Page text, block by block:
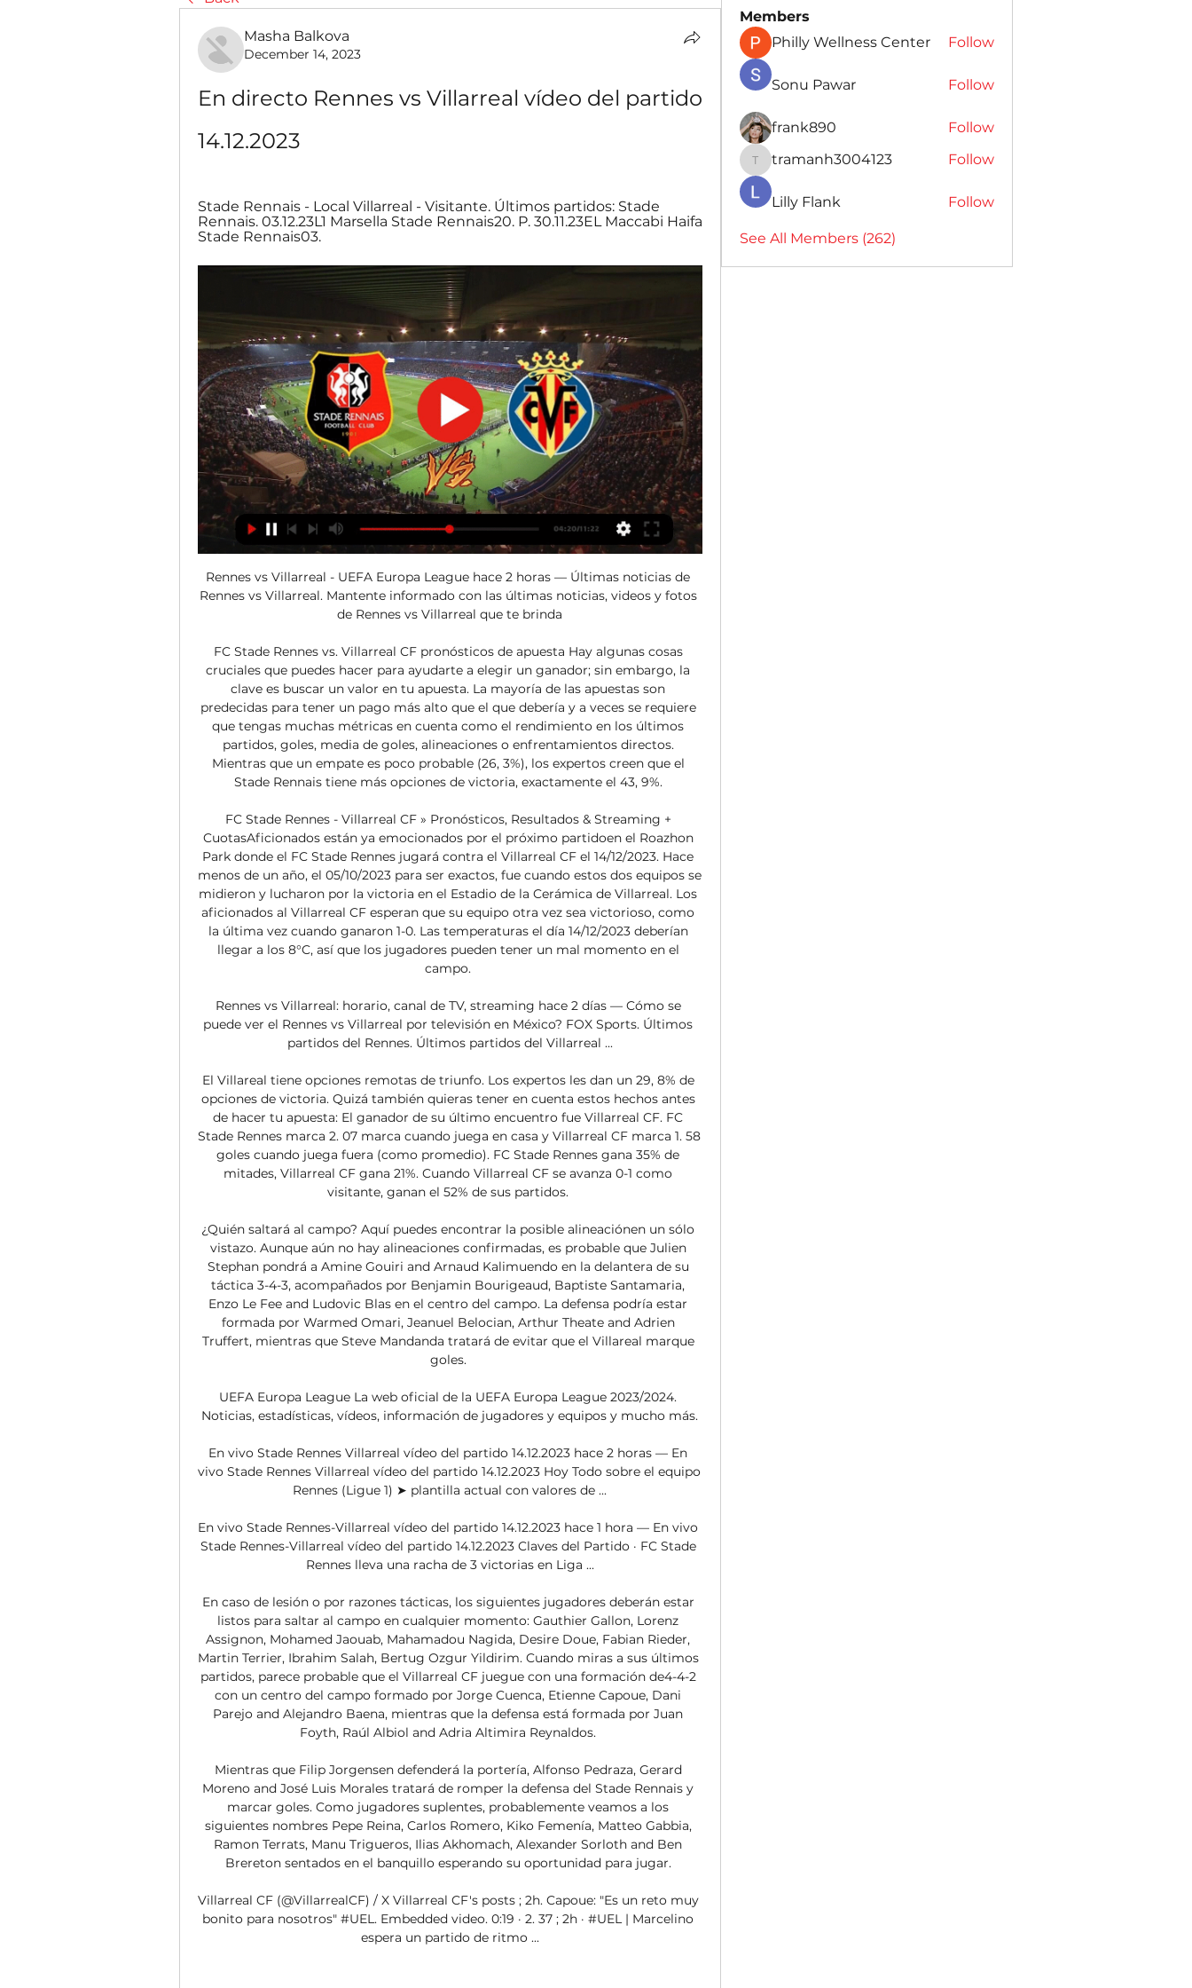
Masha Balkova
December 14, 2023
En directo Rennes vs Villarreal vídeo del partido
14.12.2023
Stade Rennais - Local Villarreal - Visitante. Últimos partidos: Stade
Rennais. 03.12.23L1 Marsella Stade Rennais20. P. 30.11.23EL Maccabi Haifa
Stade Rennais03.
Rennes vs Villarreal - UEFA Europa League hace 2 horas — Últimas noticias de
Rennes vs Villarreal. Mantente informado con las últimas noticias, videos y fotos
de Rennes vs Villarreal que te brinda
FC Stade Rennes vs. Villarreal CF pronósticos de apuesta Hay algunas cosas
cruciales que puedes hacer para ayudarte a elegir un ganador; sin embargo, la
clave es buscar un valor en tu apuesta. La mayoría de las apuestas son
predecidas para tener un pago más alto que el que debería y a veces se requiere
que tengas muchas métricas en cuenta como el rendimiento en los últimos
partidos, goles, media de goles, alineaciones o enfrentamientos directos.
Mientras que un empate es poco probable (26, 3%), los expertos creen que el
Stade Rennais tiene más opciones de victoria, exactamente el 43, 9%.
FC Stade Rennes - Villarreal CF » Pronósticos, Resultados & Streaming +
CuotasAficionados están ya emocionados por el próximo partidoen el Roazhon
Park donde el FC Stade Rennes jugará contra el Villarreal CF el 14/12/2023. Hace
menos de un año, el 05/10/2023 para ser exactos, fue cuando estos dos equipos se
midieron y lucharon por la victoria en el Estadio de la Cerámica de Villarreal. Los
aficionados al Villarreal CF esperan que su equipo otra vez sea victorioso, como
la última vez cuando ganaron 1-0. Las temperaturas el día 14/12/2023 deberían
llegar a los 8°C, así que los jugadores pueden tener un mal momento en el
campo.
Rennes vs Villarreal: horario, canal de TV, streaming hace 2 días — Cómo se
puede ver el Rennes vs Villarreal por televisión en México? FOX Sports. Últimos
partidos del Rennes. Últimos partidos del Villarreal ...
El Villareal tiene opciones remotas de triunfo. Los expertos les dan un 29, 8% de
opciones de victoria. Quizá también quieras tener en cuenta estos hechos antes
de hacer tu apuesta: El ganador de su último encuentro fue Villarreal CF. FC
Stade Rennes marca 2. 07 marca cuando juega en casa y Villarreal CF marca 1. 58
goles cuando juega fuera (como promedio). FC Stade Rennes gana 35% de
mitades, Villarreal CF gana 21%. Cuando Villarreal CF se avanza 0-1 como
visitante, ganan el 52% de sus partidos.
¿Quién saltará al campo? Aquí puedes encontrar la posible alineaciónen un sólo
vistazo. Aunque aún no hay alineaciones confirmadas, es probable que Julien
Stephan pondrá a Amine Gouiri and Arnaud Kalimuendo en la delantera de su
táctica 3-4-3, acompañados por Benjamin Bourigeaud, Baptiste Santamaria,
Enzo Le Fee and Ludovic Blas en el centro del campo. La defensa podría estar
formada por Warmed Omari, Jeanuel Belocian, Arthur Theate and Adrien
Truffert, mientras que Steve Mandanda tratará de evitar que el Villareal marque
goles.
UEFA Europa League La web oficial de la UEFA Europa League 2023/2024.
Noticias, estadísticas, vídeos, información de jugadores y equipos y mucho más.
En vivo Stade Rennes Villarreal vídeo del partido 14.12.2023 hace 2 horas — En
vivo Stade Rennes Villarreal vídeo del partido 14.12.2023 Hoy Todo sobre el equipo
Rennes (Ligue 1) ➤ plantilla actual con valores de ...
En vivo Stade Rennes-Villarreal vídeo del partido 14.12.2023 hace 1 hora — En vivo
Stade Rennes-Villarreal vídeo del partido 14.12.2023 Claves del Partido · FC Stade
Rennes lleva una racha de 3 victorias en Liga ...
En caso de lesión o por razones tácticas, los siguientes jugadores deberán estar
listos para saltar al campo en cualquier momento: Gauthier Gallon, Lorenz
Assignon, Mohamed Jaouab, Mahamadou Nagida, Desire Doue, Fabian Rieder,
Martin Terrier, Ibrahim Salah, Bertug Ozgur Yildirim. Cuando miras a sus últimos
partidos, parece probable que el Villarreal CF juegue con una formación de4-4-2
con un centro del campo formado por Jorge Cuenca, Etienne Capoue, Dani
Parejo and Alejandro Baena, mientras que la defensa está formada por Juan
Foyth, Raúl Albiol and Adria Altimira Reynaldos.
Mientras que Filip Jorgensen defenderá la portería, Alfonso Pedraza, Gerard
Moreno and José Luis Morales tratará de romper la defensa del Stade Rennais y
marcar goles. Como jugadores suplentes, probablemente veamos a los
siguientes nombres Pepe Reina, Carlos Romero, Kiko Femenía, Matteo Gabbia,
Ramon Terrats, Manu Trigueros, Ilias Akhomach, Alexander Sorloth and Ben
Brereton sentados en el banquillo esperando su oportunidad para jugar.
Villarreal CF (@VillarrealCF) / X Villarreal CF's posts ; 2h. Capoue: "Es un reto muy
bonito para nosotros" #UEL. Embedded video. 0:19 · 2. 37 ; 2h · #UEL | Marcelino
espera un partido de ritmo ...
Members
Philly Wellness Center
Follow
Sonu Pawar Follow
frank890 Follow
tramanh3004123
tramanh3004123 Follow
Lilly Flank Follow
See All Members (262)